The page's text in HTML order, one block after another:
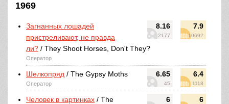
1969
8.16
2177
7.9
10692
Загнанных лошадей
пристреливают, не правда
ли? / They Shoot Horses, Don't They?
Оператор
6.65
45
6.4
1118
Шелкопряд / The Gypsy Moths
Оператор
6 6
Человек в картинках / The